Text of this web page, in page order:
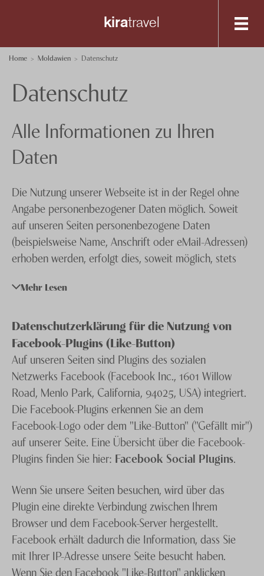
kiratravel
Destinationen
Chrisinau
Spezialisten-Team
Anfrage senden
Events
Nachhaltigkeit
Datenschutz
Impressum
Jobs
Home Moldawien Datenschutz
Datenschutz
Alle Informationen zu Ihren
Daten
Die Nutzung unserer Webseite ist in der Regel ohne
Angabe personenbezogener Daten möglich. Soweit
auf unseren Seiten personenbezogene Daten
(beispielsweise Name, Anschrift oder eMail-Adressen)
erhoben werden, erfolgt dies, soweit möglich, stets
ausdrückliche Zustimmung nicht an Dritte
Datenübertragung im Internet (z. B. bei der
Kommunikation per E-Mail) Sicherheitslücken
aufweisen kann. Ein lückenloser Schutz der Daten vor
dem Zugriff durch Dritte ist nicht möglich.
Der Nutzung von im Rahmen der Impressumspflicht
veröffentlichten Kontaktdaten durch Dritte zur
Übersendung von nicht ausdrücklich angeforderter
Werbung und Informationsmaterialien wird hiermit
behalten sich ausdrücklich rechtliche Schritte im Falle
der unverlangten Zusendung von Werbeinformationen,
etwa durch Spam-Mails, vor.
Mehr Lesen
Datenschutzerklärung für die Nutzung von
Facebook-Plugins (Like-Button)
Auf unseren Seiten sind Plugins des sozialen
Netzwerks Facebook (Facebook Inc., 1601 Willow
Road, Menlo Park, California, 94025, USA) integriert.
Die Facebook-Plugins erkennen Sie an dem
Facebook-Logo oder dem "Like-Button" ("Gefällt mir")
auf unserer Seite. Eine Übersicht über die Facebook-
Plugins finden Sie hier: Facebook Social Plugins.
Wenn Sie unsere Seiten besuchen, wird über das
Plugin eine direkte Verbindung zwischen Ihrem
Browser und dem Facebook-Server hergestellt.
Facebook erhält dadurch die Information, dass Sie
mit Ihrer IP-Adresse unsere Seite besucht haben.
Wenn Sie den Facebook "Like-Button" anklicken